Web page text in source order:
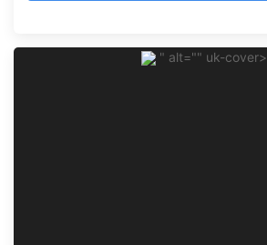
" alt="" uk-cover>